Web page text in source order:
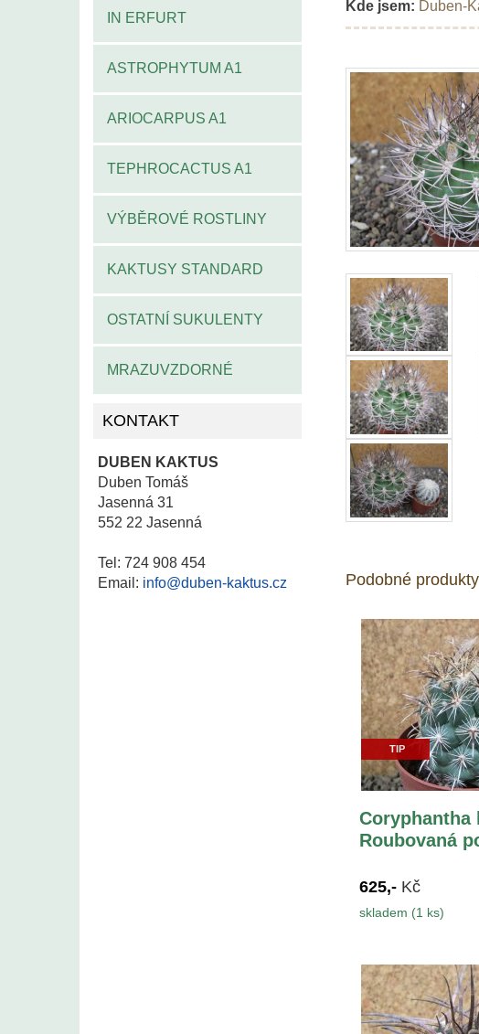
IN ERFURT
ASTROPHYTUM A1
ARIOCARPUS A1
TEPHROCACTUS A1
VÝBĚROVÉ ROSTLINY
KAKTUSY STANDARD
OSTATNÍ SUKULENTY
MRAZUVZDORNÉ
KONTAKT
DUBEN KAKTUS
Duben Tomáš
Jasenná 31
552 22 Jasenná
Tel: 724 908 454
Email: info@duben-kaktus.cz
Kde jsem: Duben-
Podobné produkty
TIP
Coryphantha
Roubovaná
625,- Kč
skladem (1 ks)